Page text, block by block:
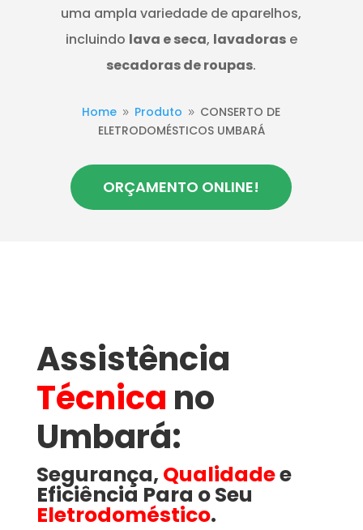
uma ampla variedade de aparelhos,
incluindo lava e seca, lavadorase
secadoras de roupas.
Home 9 Produto 9 CONSERTO DE
ELETRODOMÉSTICOS UMBARÁ
ORÇAMENTO ONLINE!
Assistência
Técnica no
Umbará​:
Segurança, Qualidadee
Eficiência Para o Seu
Eletrodoméstico.